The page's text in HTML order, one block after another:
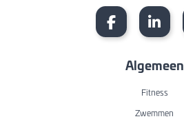
Algemeen
Fitness
Zwemmen